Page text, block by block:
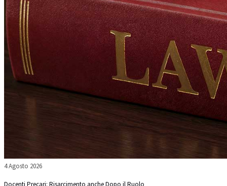
4 Agosto 2026
Docenti Precari: Risarcimento anche Dopo il Ruolo